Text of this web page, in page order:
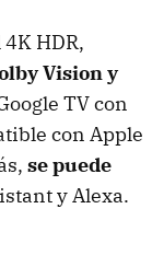
HDR,
Vision y
TV con
con Apple
se puede
y Alexa.